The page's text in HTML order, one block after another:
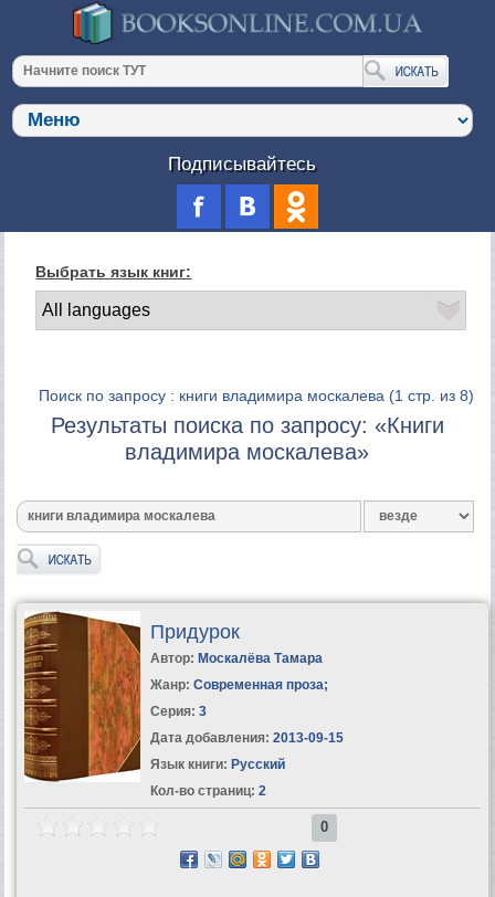
Подписывайтесь
Выбрать язык книг:
Поиск по запросу : книги владимира москалева (1 стр. из 8)
Результаты поиска по запросу: «Книги
владимира москалева»
Придурок
Автор: Москалёва Тамара
Жанр: Современная проза;
Серия: 3
Дата добавления: 2013-09-15
Язык книги: Русский
Кол-во страниц: 2
0